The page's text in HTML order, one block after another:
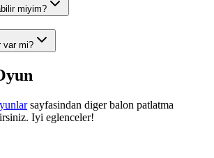
miyim?
var mi?
sayfasindan diger balon patlatma
Iyi eglenceler!